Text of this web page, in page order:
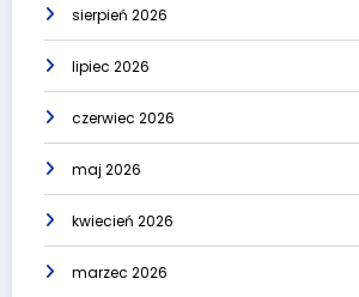
sierpień 2026
lipiec 2026
czerwiec 2026
maj 2026
kwiecień 2026
marzec 2026